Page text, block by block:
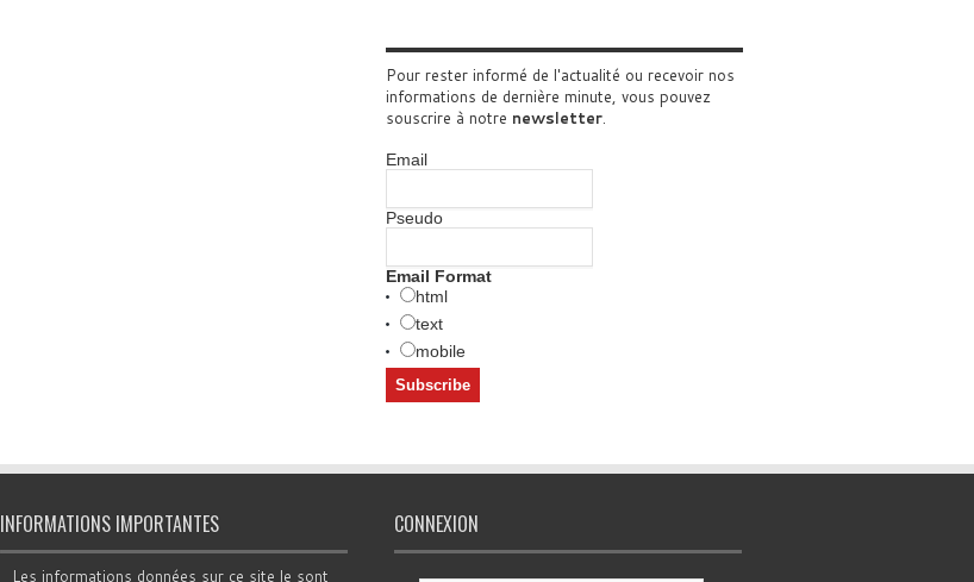
Pour rester informé de l'actualité ou recevoir nos
informations de dernière minute, vous pouvez
souscrire à notre newsletter.
Email
Pseudo
Email Format
html
text
mobile
INFORMATIONS IMPORTANTES
Les informations données sur ce site le sont
CONNEXION